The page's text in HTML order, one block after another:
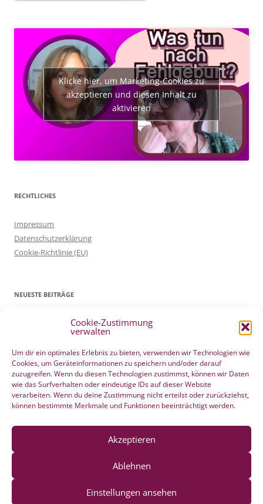
Cookie-Zustimmung
verwalten
Um dir ein optimales Erlebnis zu bieten, verwenden wir Technologien wie
Cookies, um Geräteinformationen zu speichern und/oder darauf
zuzugreifen. Wenn du diesen Technologien zustimmst, können wir Daten
wie das Surfverhalten oder eindeutige IDs auf dieser Website
verarbeiten. Wenn du deine Zustimmung nicht erteilst oder zurückziehst,
können bestimmte Merkmale und Funktionen beeinträchtigt werden.
Akzeptieren
Ablehnen
Einstellungen ansehen
Klicke hier, um Marketing-Cookies zu
akzeptieren und diesen Inhalt zu
aktivieren
RECHTLICHES
Impressum
Datenschutzerklärung
Cookie-Richtlinie (EU)
NEUESTE BEITRÄGE
Patientenverfügung Geburt vertreten in WELTWOCHE DER GEBURT
Filmtipp – Die sichere Geburt 19. Mai 2021
Integration eigener Erfahrungen aus der Pränatalzeit 10. März 2021
VBA2C – Erfahrung 8. Februar 2020
Berührender wunderschöner Geburtserfahrungsbericht von Laura
Maria Seiler
22. Dezember 2019